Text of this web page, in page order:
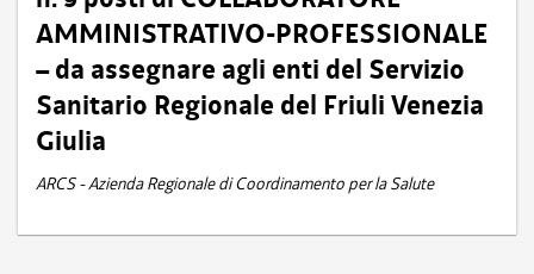
AMMINISTRATIVO-PROFESSIONALE
– da assegnare agli enti del Servizio
Sanitario Regionale del Friuli Venezia
Giulia
ARCS - Azienda Regionale di Coordinamento per la Salute